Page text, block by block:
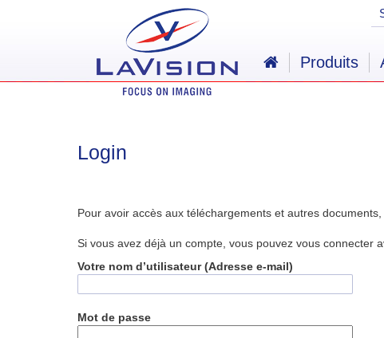
Login
Pour avoir accès aux téléchargements et autres documents,
Si vous avez déjà un compte, vous pouvez vous connecter
Votre nom d’utilisateur (Adresse e-mail)
Mot de passe
Produits